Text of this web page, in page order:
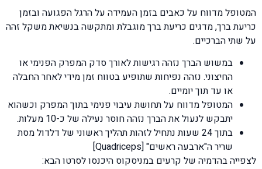
המטופל מדווח על כאבים בזמן העמידה על הרגל הפגועה ובזמן
כריעת ברך, מדגים כריעת ברך מוגבלת ומתקשה בנשיאת משקל זהה
על שתי הברכיים.
במשוש הברך נזהה רגישות לאורך סדק המפרק הפנימי או
החיצוני. נזהה נפיחות שתופיע בטווח זמן מידי לאחר החבלה
או עד תוך יומיים.
המטופל מדווח על תחושת עיבוי פנימי בתוך המפרק וכשהוא
יתבקש לנעול את הברך נזהה חוסר נעילה של כ-10 מעלות.
בתוך 24 שעות נתחיל לזהות תהליך ראשוני של דלדול מסת
שריר ה"ארבעה ראשים" [Quadriceps]
לצפייה בהדמיה של קרעים במניסקוס היכנסו לסרטו הבא: